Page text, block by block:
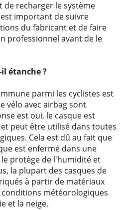
de recharger le système
important de suivre
du fabricant et de faire
professionnel avant de le
il étanche ?
parmi les cyclistes est
vélo avec airbag sont
est oui, le casque est
peut être utilisé dans toutes
Cela est dû au fait que
est enfermé dans une
protège de l'humidité et
la plupart des casques de
à partir de matériaux
météorologiques
et la neige.